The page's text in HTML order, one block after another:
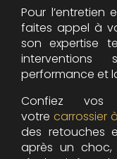
Pour
faites appel à
son expertise
performance et
Confiez
votrecarrossier
des retouches
après un